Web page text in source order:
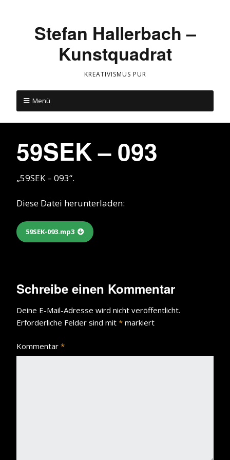
Stefan Hallerbach –
Kunstquadrat
KREATIVISMUS PUR
Menü
59SEK – 093
„59SEK – 093“.
Diese Datei herunterladen:
59SEK-093.mp3
Schreibe einen Kommentar
Deine E-Mail-Adresse wird nicht veröffentlicht.
Erforderliche Felder sind mit * markiert
Kommentar *